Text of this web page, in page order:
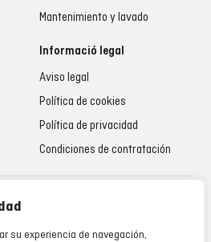
su experiencia de navegación,
Mantenimiento y lavado
Informació legal
Aviso legal
Política de cookies
Política de privacidad
Condiciones de contratación